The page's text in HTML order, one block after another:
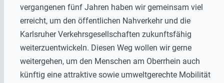
vergangenen fünf Jahren haben wir gemeinsam viel
erreicht, um den öffentlichen Nahverkehr und die
Karlsruher Verkehrsgesellschaften zukunftsfähig
weiterzuentwickeln. Diesen Weg wollen wir gerne
weitergehen, um den Menschen am Oberrhein auch
künftig eine attraktive sowie umweltgerechte Mobilität